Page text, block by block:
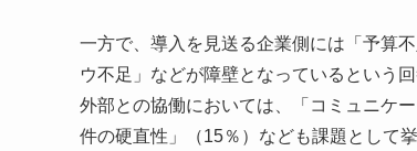
一方で、導入を見送る企業側には「予算
ウ不足」などが障壁となっているという回
外部との協働においては、「コミュニケ
件の硬直性」（15％）なども課題として